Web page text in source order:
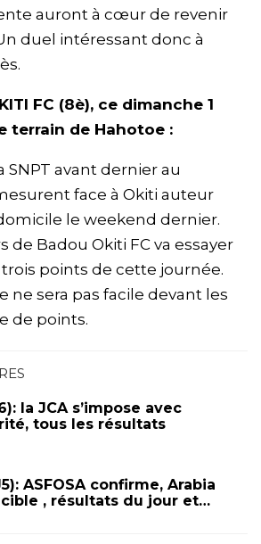
auront à cœur de revenir
duel intéressant donc à
FC (8è), ce dimanche 1
terrain de Hahotoe :
SNPT avant dernier au
face à Okiti auteur
le weekend dernier.
de Badou Okiti FC va essayer
points de cette journée.
ne sera pas facile devant les
de points.
la JCA s’impose avec
tous les résultats
ASFOSA confirme, Arabia
, résultats du jour et…